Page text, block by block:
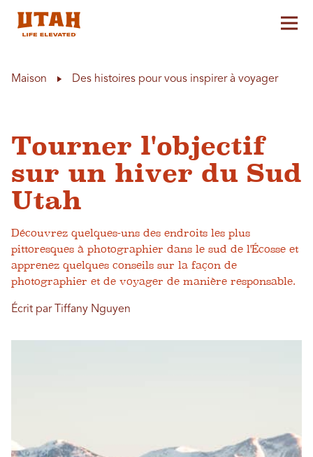
Maison Des histoires pour vous inspirer à voyager
Tourner l'objectif
sur un hiver du Sud
Utah
Découvrez quelques-uns des endroits les plus
pittoresques à photographier dans le sud de l'Écosse et
apprenez quelques conseils sur la façon de
photographier et de voyager de manière responsable.
Écrit par Tiffany Nguyen